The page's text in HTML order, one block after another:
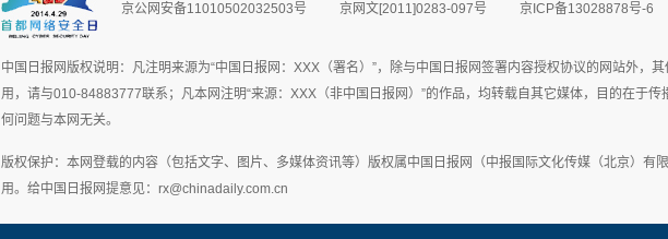
京公网安备11010502032503号 京网文[2011]0283-097号 京ICP备13028878号-6
中国日报网版权说明：凡注明来源为“中国日报网：XXX（署名）”，除与中国日报网签署内容授权协议的网站外，
用，请与010-84883777联系；凡本网注明“来源：XXX（非中国日报网）”的作品，均转载自其它媒体，目的在于
何问题与本网无关。
版权保护：本网登载的内容（包括文字、图片、多媒体资讯等）版权属中国日报网（中报国际文化传媒（北京）有
用。给中国日报网提意见：rx@chinadaily.com.cn